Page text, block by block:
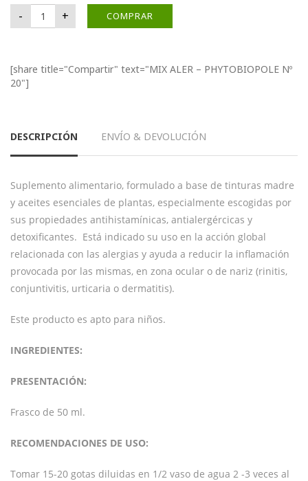
-
MIX ALER - PHYTOBIOPOLE Nº 20 cantidad
+ COMPRAR
[share title="Compartir" text="MIX ALER – PHYTOBIOPOLE Nº
20"]
DESCRIPCIÓN ENVÍO & DEVOLUCIÓN
Suplemento alimentario, formulado a base de tinturas madre
y aceites esenciales de plantas, especialmente escogidas por
sus propiedades antihistamínicas, antialergércicas y
detoxificantes. Está indicado su uso en la acción global
relacionada con las alergias y ayuda a reducir la inflamación
provocada por las mismas, en zona ocular o de nariz (rinitis,
conjuntivitis, urticaria o dermatitis).
Este producto es apto para niños.
INGREDIENTES:
PRESENTACIÓN:
Frasco de 50 ml.
RECOMENDACIONES DE USO:
Tomar 15-20 gotas diluidas en 1/2 vaso de agua 2 -3 veces al